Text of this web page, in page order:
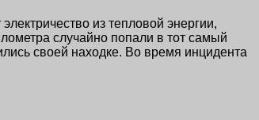
из тепловой энергии,
случайно попали в тот самый
своей находке. Во время инцидента